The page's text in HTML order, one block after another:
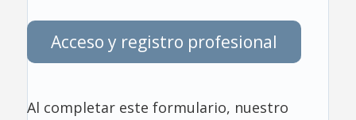
Acceso y registro profesional
Al completar este formulario, nuestro